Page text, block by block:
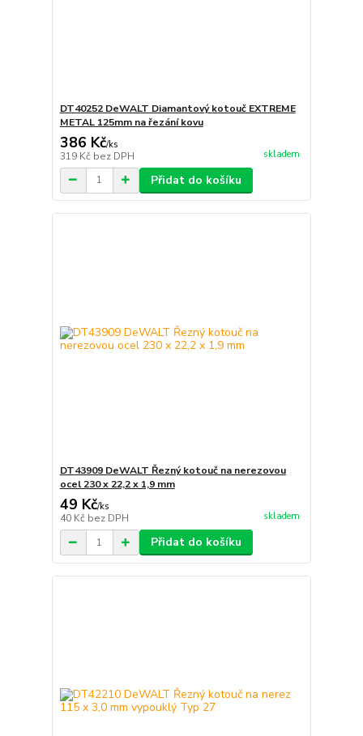
DT40252 DeWALT Diamantový kotouč EXTREME
METAL 125mm na řezání kovu
386 Kč/ks
319 Kč bez DPH skladem
Přidat do košíku
DT43909 DeWALT Řezný kotouč na nerezovou
ocel 230 x 22,2 x 1,9 mm
49 Kč/ks
40 Kč bez DPH skladem
Přidat do košíku